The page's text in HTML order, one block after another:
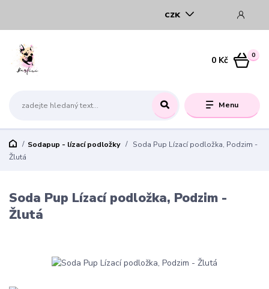
Menu
CZK
0
0 Kč
Sodapup - lízací podložky
Soda Pup Lízací podložka, Podzim -
Žlutá
Soda Pup Lízací podložka, Podzim -
Žlutá